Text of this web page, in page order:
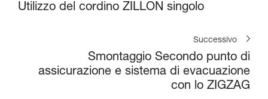
Utilizzo del cordino ZILLON singolo
Successivo
Smontaggio Secondo punto di
assicurazione e sistema di evacuazione
con lo ZIGZAG